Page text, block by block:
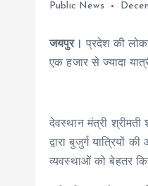
Public News
जयपुर। प्रदेश की
एक हजार से ज्यादा
देवस्थान मंत्री
द्वारा बुजुर्ग
व्यवस्थाओं को बेहतर